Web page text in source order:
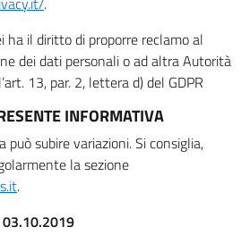
ha il diritto di proporre reclamo al
dei dati personali o ad altra Autorità
13, par. 2, lettera d) del GDPR
INFORMATIVA
subire variazioni. Si consiglia,
la sezione
.
03.10.2019